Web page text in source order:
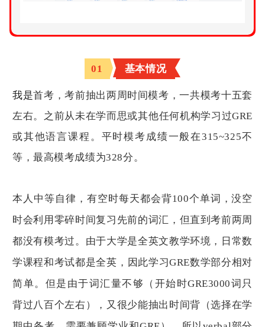
01 基本情况
我
前
本
大
三
在
时
期
托
福
考
了
1
。
前
语
言
我是首考，考前抽出两周时间模考，一共模考十五套
左右。 之前从未在学而思或其他任何机构学习过GRE
或其他语言课程。平时模考成绩一般在315~325不
等，最高模考成绩为328分。
本人中等自律，有空时每天都会背100个单词，没空
时会利用零碎时间复习先前的词汇，但直到考前两周
都没有模考过。由于大学是全英文教学环境，日常数
学课程和考试都是全英，因此学习GRE数学部分相对
简单。但是由于词汇量不够（开始时GRE3000词只
背过八百个左右），又很少能抽出时间背（选择在学